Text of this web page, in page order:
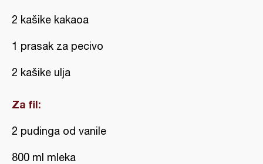
2 kašike kakaoa
1 prasak za pecivo
2 kašike ulja
Za fil:
2 pudinga od vanile
800 ml mleka